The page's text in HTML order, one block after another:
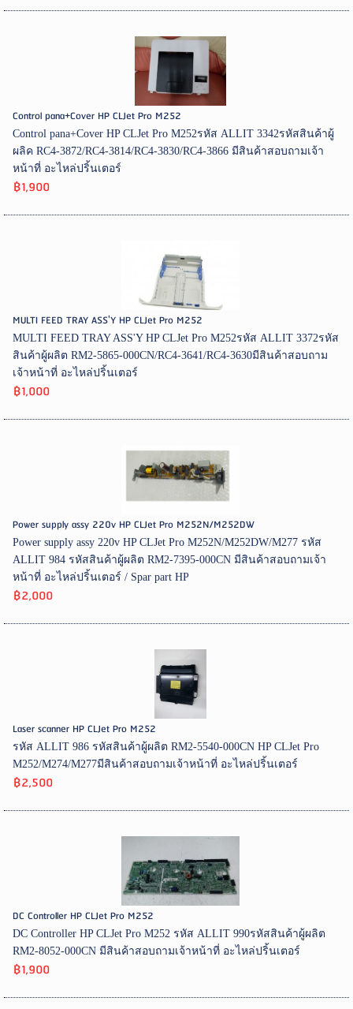
Control pana+Cover HP CLJet Pro M252
Control pana+Cover HP CLJet Pro M252รหัส ALLIT 3342รหัสสินค้าผู้
ผลิค RC4-3872/RC4-3814/RC4-3830/RC4-3866 มีสินค้าสอบถามเจ้า
หน้าที่ อะไหล่ปริ้นเตอร์
฿1,900
MULTI FEED TRAY ASS'Y HP CLJet Pro M252
MULTI FEED TRAY ASS'Y HP CLJet Pro M252รหัส ALLIT 3372รหัส
สินค้าผู้ผลิต RM2-5865-000CN/RC4-3641/RC4-3630มีสินค้าสอบถาม
เจ้าหน้าที่ อะไหล่ปริ้นเตอร์
฿1,000
Power supply assy 220v HP CLJet Pro M252N/M252DW
Power supply assy 220v HP CLJet Pro M252N/M252DW/M277 รหัส
ALLIT 984 รหัสสินค้าผู้ผลิต RM2-7395-000CN มีสินค้าสอบถามเจ้า
หน้าที่ อะไหล่ปริ้นเตอร์ / Spar part HP
฿2,000
Laser scanner HP CLJet Pro M252
รหัส ALLIT 986 รหัสสินค้าผู้ผลิต RM2-5540-000CN HP CLJet Pro
M252/M274/M277มีสินค้าสอบถามเจ้าหน้าที่ อะไหล่ปริ้นเตอร์
฿2,500
DC Controller HP CLJet Pro M252
DC Controller HP CLJet Pro M252 รหัส ALLIT 990รหัสสินค้าผู้ผลิต
RM2-8052-000CN มีสินค้าสอบถามเจ้าหน้าที่ อะไหล่ปริ้นเตอร์
฿1,900